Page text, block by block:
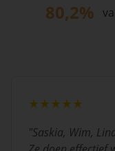
80,2%
★★★★★
"Saskia, Wim,